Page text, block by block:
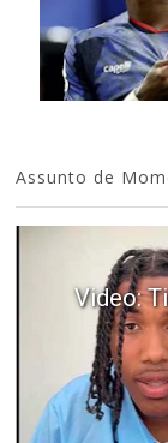
Assunto de
Video: